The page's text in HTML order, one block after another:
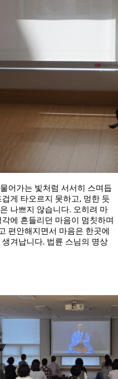
어가는 빛처럼 서서히 스며듭
게 타오르지 못하고, 멍한 듯
나쁘지 않습니다. 오히려 마
에 흔들리던 마음이 멈칫하며
편안해지면서 마음은 한곳에
겨납니다. 법륜 스님의 명상